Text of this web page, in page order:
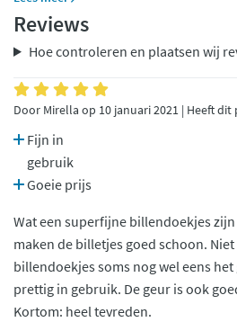
Reviews
Hoe controleren en plaatsen wij
Door Mirella op 10 januari 2021 | Heeft
Fijn in
gebruik
Goeie prijs
Wat een superfijne billendoekjes
maken de billetjes goed schoon.
billendoekjes soms nog wel eens het
prettig in gebruik. De geur is ook
Kortom: heel tevreden.